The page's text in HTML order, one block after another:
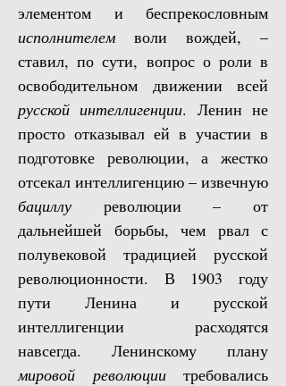
элементом и беспрекословным
исполнителем воли вождей, –
ставил, по сути, вопрос о роли в
освободительном движении всей
русской интеллигенции. Ленин не
просто отказывал ей в участии в
подготовке революции, а жестко
отсекал интеллигенцию – извечную
бациллу революции – от
дальнейшей борьбы, чем рвал с
полувековой традицией русской
революционности. В 1903 году
пути Ленина и русской
интеллигенции расходятся
навсегда. Ленинскому плану
мировой революциитребовались